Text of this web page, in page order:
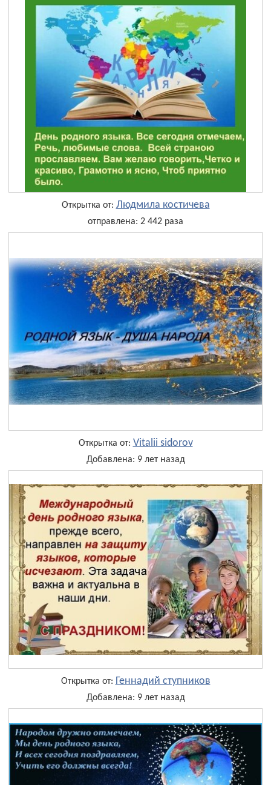
Открытка от: Людмила костичева
отправлена: 2 442 раза
Открытка от: Vitalii sidorov
Добавлена: 9 лет назад
Открытка от: Геннадий ступников
Добавлена: 9 лет назад